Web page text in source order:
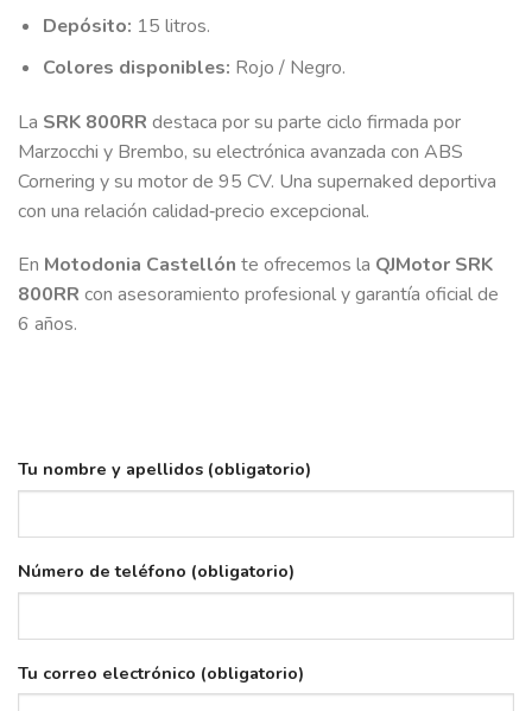
Depósito: 15 litros.
Colores disponibles: Rojo / Negro.
La SRK 800RR destaca por su parte ciclo firmada por
Marzocchi y Brembo, su electrónica avanzada con ABS
Cornering y su motor de 95 CV. Una supernaked deportiva
con una relación calidad‑precio excepcional.
En Motodonia Castellón te ofrecemos la QJMotor SRK
800RR con asesoramiento profesional y garantía oficial de
6 años.
Tu nombre y apellidos (obligatorio)
Número de teléfono (obligatorio)
Tu correo electrónico (obligatorio)